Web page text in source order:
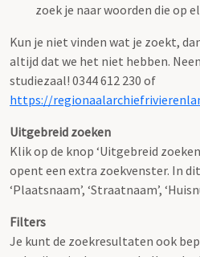
zoek je naar woorden die op
Kun je niet vinden wat je zoekt,
altijd dat we het niet hebben.
studiezaal! 0344 612 230 of
https://
Uitgebreid zoeken
Klik op de knop ‘Uitgebreid
opent een extra zoekvenster. In
‘Plaatsnaam’, ‘Straatnaam’,
Filters
Je kunt de zoekresultaten ook